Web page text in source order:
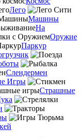
Лего
Машины
На
Оружие
Паркур
Слендермен
Игры
Страшные